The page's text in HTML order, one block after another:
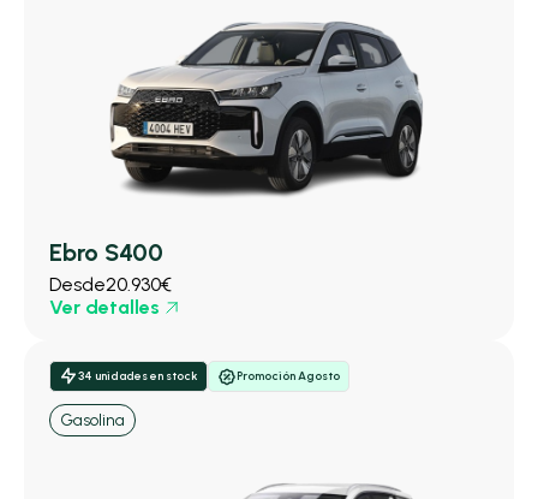
Ebro S400
Desde20.930€
Ver detalles
34 unidades en stock Promoción Agosto
Gasolina